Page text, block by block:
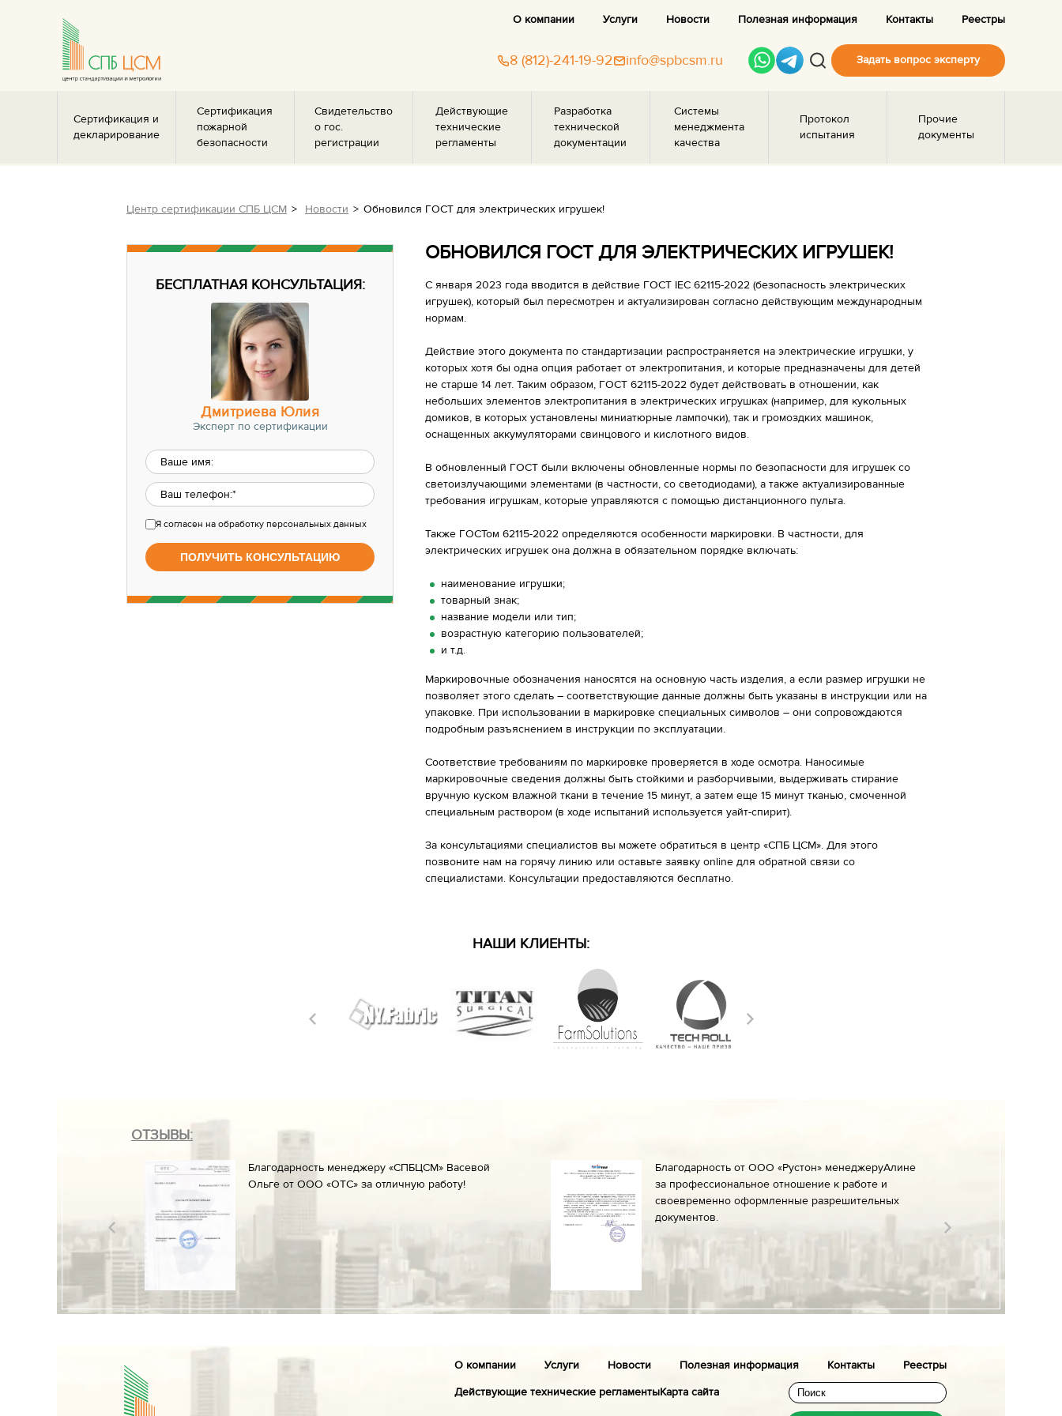
О компании Услуги Новости Полезная информация Контакты Реестры
8 (812)-241-19-92 info@spbcsm.ru Задать вопрос эксперту
Сертификация и
декларирование
Сертификация
пожарной
безопасности
Свидетельство
о гос.
регистрации
Действующие
технические
регламенты
Разработка
технической
документации
Системы
менеджмента
качества
Протокол
испытания
Прочие
документы
Центр сертификации СПБ ЦСМ Новости Обновился ГОСТ для электрических игрушек!
БЕСПЛАТНАЯ КОНСУЛЬТАЦИЯ:
Дмитриева Юлия
Эксперт по сертификации
Я согласенна обработку персональных данных
ОБНОВИЛСЯ ГОСТ ДЛЯ ЭЛЕКТРИЧЕСКИХ ИГРУШЕК!
С января 2023 года вводится в действие ГОСТ IEC 62115-2022 (безопасность электрических
игрушек), который был пересмотрен и актуализирован согласно действующим международным
нормам.
Действие этого документа по стандартизации распространяется на электрические игрушки, у
которых хотя бы одна опция работает от электропитания, и которые предназначены для детей
не старше 14 лет. Таким образом, ГОСТ 62115-2022 будет действовать в отношении, как
небольших элементов электропитания в электрических игрушках (например, для кукольных
домиков, в которых установлены миниатюрные лампочки), так и громоздких машинок,
оснащенных аккумуляторами свинцового и кислотного видов.
В обновленный ГОСТ были включены обновленные нормы по безопасности для игрушек со
светоизлучающими элементами (в частности, со светодиодами), а также актуализированные
требования игрушкам, которые управляются с помощью дистанционного пульта.
Также ГОСТом 62115-2022 определяются особенности маркировки. В частности, для
электрических игрушек она должна в обязательном порядке включать:
наименование игрушки;
товарный знак;
название модели или тип;
возрастную категорию пользователей;
и т.д.
Маркировочные обозначения наносятся на основную часть изделия, а если размер игрушки не
позволяет этого сделать – соответствующие данные должны быть указаны в инструкции или на
упаковке. При использовании в маркировке специальных символов – они сопровождаются
подробным разъяснением в инструкции по эксплуатации.
Соответствие требованиям по маркировке проверяется в ходе осмотра. Наносимые
маркировочные сведения должны быть стойкими и разборчивыми, выдерживать стирание
вручную куском влажной ткани в течение 15 минут, а затем еще 15 минут тканью, смоченной
специальным раствором (в ходе испытаний используется уайт-спирит).
За консультациями специалистов вы можете обратиться в центр «СПБ ЦСМ». Для этого
позвоните нам на горячу линию или оставьте заявку online для обратной связи со
специалистами. Консультации предоставляются бесплатно.
НАШИ КЛИЕНТЫ:
ОТЗЫВЫ:
Благодарность менеджеру «СПБЦСМ» Васевой
Ольге от ООО «ОТС» за отличную работу!
Благодарность от ООО «Рустон» менеджеруАлине
за профессиональное отношение к работе и
своевременно оформленные разрешительных
документов.
О компании Услуги Новости Полезная информация Контакты
Реестры
Действующие технические регламентыКарта сайта